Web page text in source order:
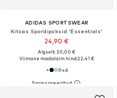
ADIDAS SPORTSWEAR
Kitsas Spordipüksid 'Essentials'
24,90 €
Algselt: 30,00 €
Viimane madalaim hind:22,41 €
+6